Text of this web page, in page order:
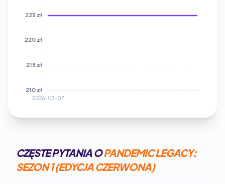
CZĘSTE PYTANIA OPANDEMIC LEGACY:
SEZON 1 (EDYCJA CZERWONA)